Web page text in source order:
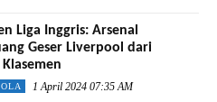
Liga Inggris: Arsenal
Geser Liverpool dari
Klasemen
1 April 2024 07:35 AM